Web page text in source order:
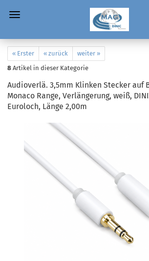
« Erster « zurück
weiter »
8 Artikel in dieser Kategorie
Audioverlä. 3,5mm Klinken Stecker auf
Monaco Range, Verlängerung, weiß,
Euroloch, Länge 2,00m